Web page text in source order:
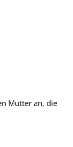
Mutter an, die